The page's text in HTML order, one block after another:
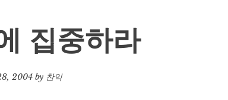
집중하라
2004 by 찬익